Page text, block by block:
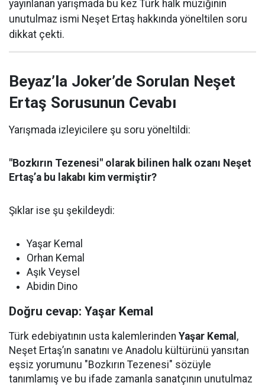
yayınlanan yarışmada bu kez Türk halk müziğinin
unutulmaz ismi Neşet Ertaş hakkında yöneltilen soru
dikkat çekti.
Beyaz’la Joker’de Sorulan Neşet
Ertaş Sorusunun Cevabı
Yarışmada izleyicilere şu soru yöneltildi:
"Bozkırın Tezenesi" olarak bilinen halk ozanı Neşet
Ertaş’a bu lakabı kim vermiştir?
Şıklar ise şu şekildeydi:
Yaşar Kemal
Orhan Kemal
Aşık Veysel
Abidin Dino
Doğru cevap: Yaşar Kemal
Türk edebiyatının usta kalemlerinden Yaşar Kemal ,
Neşet Ertaş’ın sanatını ve Anadolu kültürünü yansıtan
eşsiz yorumunu "Bozkırın Tezenesi" sözüyle
tanımlamış ve bu ifade zamanla sanatçının unutulmaz